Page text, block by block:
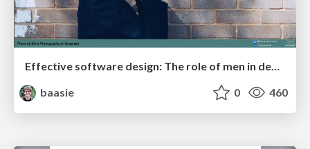
Effective software design: The role of men in debugging patriarchy in IT @ Voxxed Days AMS
baasie
0 460